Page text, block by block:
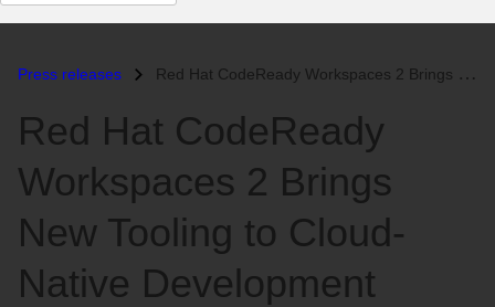
auswählen
Press releases Red Hat CodeReady Workspaces 2 Brings New Tooling to Cloud-Native Deve...
Red Hat CodeReady
Workspaces 2 Brings
New Tooling to Cloud-
Native Development